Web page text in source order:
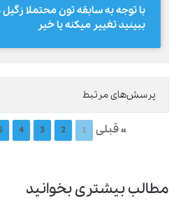
با توجه به سابقه تون محتملا
ببینید تغییر میکنه یا خیر
« قبلی 1
2
3
4
مطالب بیشتری بخوانید